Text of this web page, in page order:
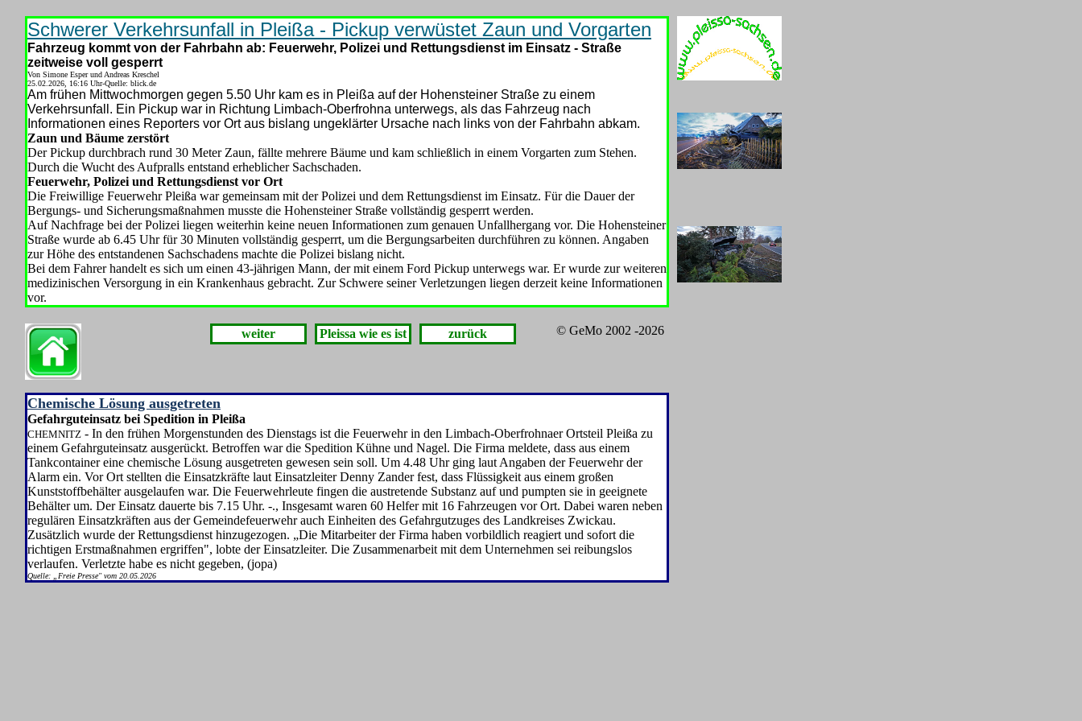
Schwerer Verkehrsunfall in Pleißa - Pickup verwüstet Zaun und Vorgarten
Fahrzeug kommt von der Fahrbahn ab: Feuerwehr, Polizei und Rettungsdienst im Einsatz - Straße
zeitweise voll gesperrt
Von Simone Esper und Andreas Kreschel
25.02.2026, 16:16 Uhr-Quelle: blick.de
Am frühen Mittwochmorgen gegen 5.50 Uhr kam es in Pleißa auf der Hohensteiner Straße zu einem
Verkehrsunfall. Ein Pickup war in Richtung Limbach-Oberfrohna unterwegs, als das Fahrzeug nach
Informationen eines Reporters vor Ort aus bislang ungeklärter Ursache nach links von der Fahrbahn abkam.
Zaun und Bäume zerstört
Der Pickup durchbrach rund 30 Meter Zaun, fällte mehrere Bäume und kam schließlich in einem Vorgarten zum Stehen.
Durch die Wucht des Aufpralls entstand erheblicher Sachschaden.
Feuerwehr, Polizei und Rettungsdienst vor Ort
Die Freiwillige Feuerwehr Pleißa war gemeinsam mit der Polizei und dem Rettungsdienst im Einsatz. Für die Dauer der
Bergungs- und Sicherungsmaßnahmen musste die Hohensteiner Straße vollständig gesperrt werden.
Auf Nachfrage bei der Polizei liegen weiterhin keine neuen Informationen zum genauen Unfallhergang vor. Die Hohensteiner
Straße wurde ab 6.45 Uhr für 30 Minuten vollständig gesperrt, um die Bergungsarbeiten durchführen zu können. Angaben
zur Höhe des entstandenen Sachschadens machte die Polizei bislang nicht.
Bei dem Fahrer handelt es sich um einen 43-jährigen Mann, der mit einem Ford Pickup unterwegs war. Er wurde zur weiteren
medizinischen Versorgung in ein Krankenhaus gebracht. Zur Schwere seiner Verletzungen liegen derzeit keine Informationen
vor.
weiter Pleissa wie es ist zurück © GeMo 2002 -2026
Chemische Lösung ausgetreten
Gefahrguteinsatz bei Spedition in Pleißa
CHEMNITZ - In den frühen Morgen­stunden des Dienstags ist die Feuerwehr in den Limbach-Oberfrohnaer Ortsteil Pleißa zu
einem Gefahrguteinsatz ausgerückt. Be­troffen war die Spedition Kühne und Nagel. Die Firma meldete, dass aus einem
Tankcontainer eine chemische Lösung ausgetreten ge­wesen sein soll. Um 4.48 Uhr ging laut Angaben der Feuerwehr der
Alarm ein. Vor Ort stellten die Ein­satzkräfte laut Einsatzleiter Denny Zander fest, dass Flüssigkeit aus einem großen
Kunststoffbehälter ausgelaufen war. Die Feuerwehr­leute fingen die austretende Sub­stanz auf und pumpten sie in ge­eignete
Behälter um. Der Einsatz dauerte bis 7.15 Uhr. -., Insgesamt waren 60 Helfer mit 16 Fahrzeugen vor Ort. Dabei wa­ren neben
regulären Einsatzkräf­ten aus der Gemeindefeuerwehr auch Einheiten des Gefahrgut­zuges des Landkreises Zwickau.
Zusätzlich wurde der Rettungs­dienst hinzugezogen. „Die Mitar­beiter der Firma haben vorbildlich reagiert und sofort die
richtigen Erstmaßnahmen ergriffen", lobte der Einsatzleiter. Die Zusammenarbeit mit dem Unternehmen sei reibungslos
verlaufen. Verletzte habe es nicht gegeben, (jopa)
Quelle: „Freie Presse" vom 20.05.2026